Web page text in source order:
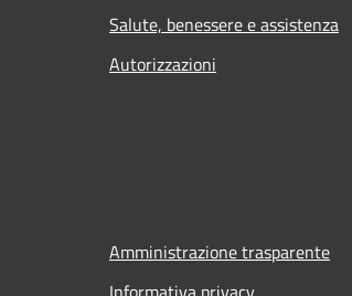
Salute, benessere e assistenza
Autorizzazioni
Amministrazione trasparente